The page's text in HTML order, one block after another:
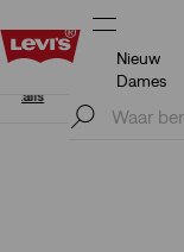
Unidays:
Nieuw
Dames
Unidays: